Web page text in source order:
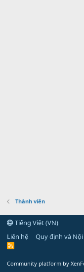
Thành viên
Tiếng Việt (VN)
Liên hệ
Quy định và
R
Community platform by